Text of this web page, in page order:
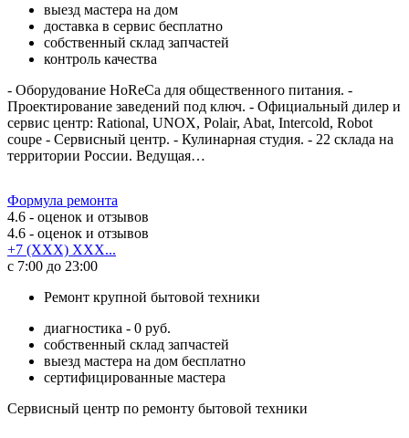
выезд мастера на дом
доставка в сервис бесплатно
собственный склад запчастей
контроль качества
- Оборудование HoReCa для общественного питания. -
Проектирование заведений под ключ. - Официальный дилер и
сервис центр: Rational, UNOX, Polair, Abat, Intercold, Robot
coupe - Сервисный центр. - Кулинарная студия. - 22 склада на
территории России. Ведущая…
Формула ремонта
4.6 - оценок и отзывов
4.6 - оценок и отзывов
+7 (XXX) XXX...
с 7:00 до 23:00
Ремонт крупной бытовой техники
диагностика - 0 руб.
собственный склад запчастей
выезд мастера на дом бесплатно
сертифицированные мастера
Сервисный центр по ремонту бытовой техники